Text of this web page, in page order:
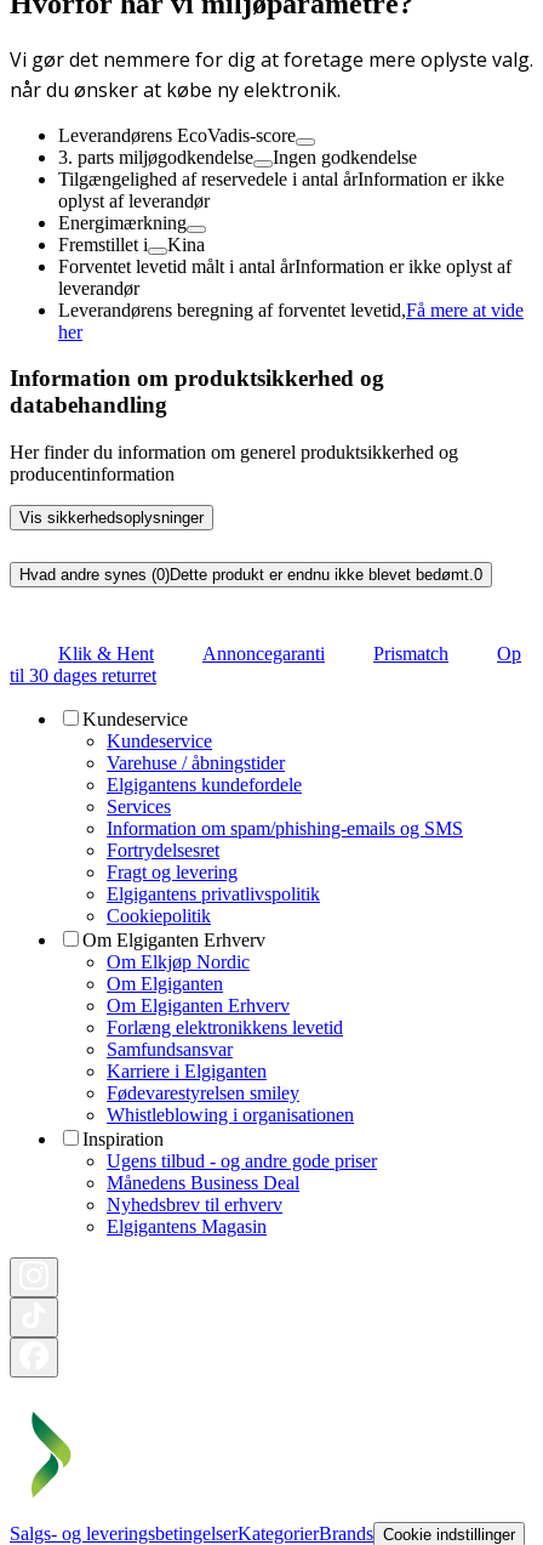
Vi gør det nemmere for dig at foretage mere oplyste valg.
når du ønsker at købe ny elektronik.
Leverandørens EcoVadis-score
3. parts miljøgodkendelse
Ingen godkendelse
Tilgængelighed af reservedele i antal årInformation er ikke
oplyst af leverandør
Energimærkning
Fremstillet i
Kina
Forventet levetid målt i antal årInformation er ikke oplyst af
leverandør
Leverandørens beregning af forventet levetid,Få mere at vide
her
Information om produktsikkerhed og
databehandling
Her finder du information om generel produktsikkerhed og
producentinformation
Vis sikkerhedsoplysninger
Hvad andre synes (0)Dette produkt er endnu ikke blevet bedømt. 0
Klik & Hent Annoncegaranti Prismatch
Op
til 30 dages returret
Kundeservice
Kundeservice
Varehuse / åbningstider
Elgigantens kundefordele
Services
Information om spam/phishing-emails og SMS
Fortrydelsesret
Fragt og levering
Elgigantens privatlivspolitik
Cookiepolitik
Om Elgiganten Erhverv
Om Elkjøp Nordic
Om Elgiganten
Om Elgiganten Erhverv
Forlæng elektronikkens levetid
Samfundsansvar
Karriere i Elgiganten
Fødevarestyrelsen smiley
Whistleblowing i organisationen
Inspiration
Ugens tilbud - og andre gode priser
Månedens Business Deal
Nyhedsbrev til erhverv
Elgigantens Magasin
Salgs- og leveringsbetingelserKategorierBrands Cookie indstillinger